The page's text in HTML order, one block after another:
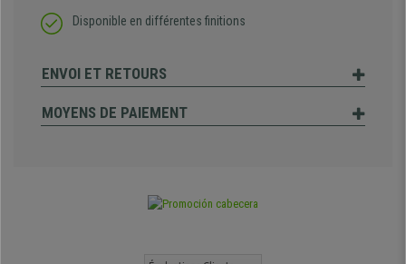
Disponible en différentes finitions
ENVOI ET RETOURS
MOYENS DE PAIEMENT